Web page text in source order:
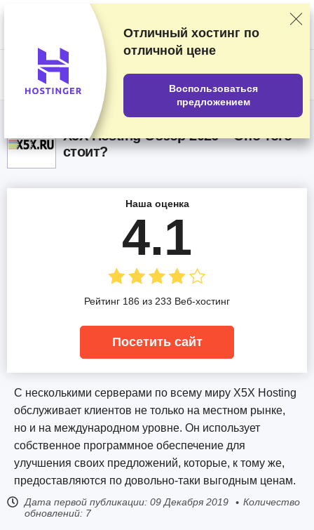
Мы оцениваем продавцов по результатам тщательного тестирования
и изучения, а также учитываем ваши отзывы и наши коммерческие
соглашения с провайдерами. На данной странице содержатся
Раскрытие информации о рекламе
US$
X5X Hosting Обзор 2026 – Оно того
стоит?
С несколькими серверами по всему миру X5X Hosting
обслуживает клиентов не только на местном рынке,
но и на международном уровне. Он использует
собственное программное обеспечение для
улучшения своих предложений, которые, к тому же,
предоставляются по довольно-таки выгодным ценам.
Дата первой публикации: 09 Декабря 2019
Количество
обновлений: 7
Наша оценка
4.1
Рейтинг 186 из 233 Веб-хостинг
Посетить сайт
Отличный хостинг по
отличной цене
Воспользоваться
предложением